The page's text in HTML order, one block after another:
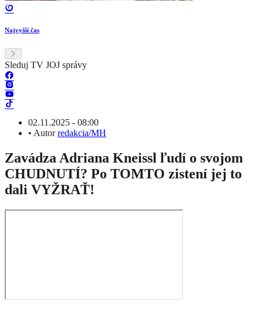
Najvyšší čas
Sleduj TV JOJ správy
02.11.2025 - 08:00
• Autorredakcia/MH
Zavádza Adriana Kneissl ľudí o svojom
CHUDNUTÍ? Po TOMTO zistení jej to
dali VYŽRAŤ!